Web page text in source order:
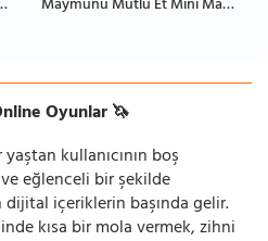
Maymunlar 2 Maymunu Mutlu Et Mini Maymunlar 3
Oyunlar 🦄
kullanıcının boş
eğlenceli bir şekilde
içeriklerin başında gelir.
kısa bir mola vermek, zihni